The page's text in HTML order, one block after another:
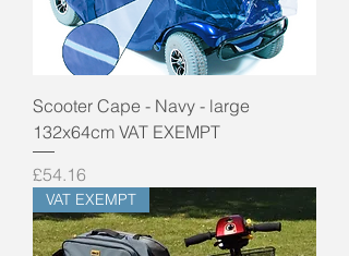
Scooter Cape - Navy - large
132x64cm VAT EXEMPT
Price
£54.16
VAT EXEMPT